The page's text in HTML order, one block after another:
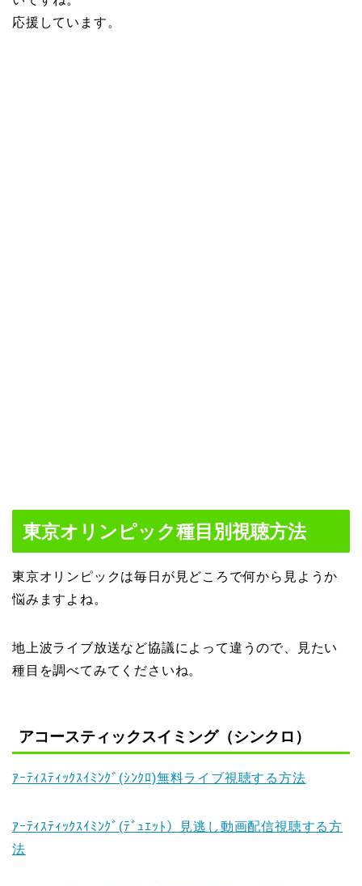
応援しています。
東京オリンピック種目別視聴方法
東京オリンピックは毎日が見どころで何から見ようか
悩みますよね。
地上波ライブ放送など協議によって違うので、見たい
種目を調べてみてくださいね。
アコースティックスイミング（シンクロ）
ｱｰﾃｨｽﾃｨｯｸｽｲﾐﾝｸﾞ(ｼﾝｸﾛ)無料ライブ視聴する方法
ｱｰﾃｨｽﾃｨｯｸｽｲﾐﾝｸﾞ(ﾃﾞｭｴｯﾄ）見逃し動画配信視聴する方
法